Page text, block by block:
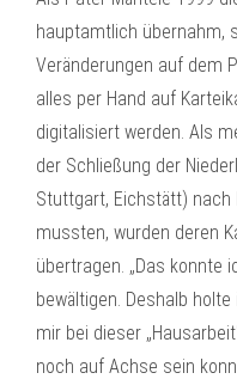
hauptamtlich übernahm,
Veränderungen auf dem
alles per Hand auf
digitalisiert werden. Als
der Schließung der
Stuttgart, Eichstätt) nach
mussten, wurden deren
übertragen. „Das konnte
bewältigen. Deshalb
mir bei dieser
noch auf Achse sein